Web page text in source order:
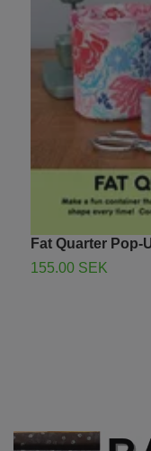
Fat Quarter Pop-
155.00 SEK